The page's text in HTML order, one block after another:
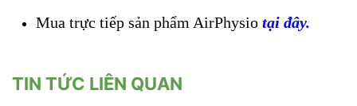
Mua trực tiếp sản phẩm AirPhysio tại đây.
TIN TỨC LIÊN QUAN